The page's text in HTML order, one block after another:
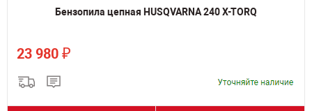
Бензопила цепная HUSQVARNA 240 X-TORQ
23 980 ₽